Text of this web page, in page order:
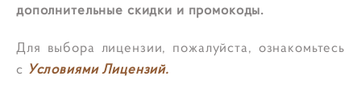
дополнительные скидки и промокоды.
Для выбора лицензии, пожалуйста, ознакомьтесь
с Условиями Лицензий.